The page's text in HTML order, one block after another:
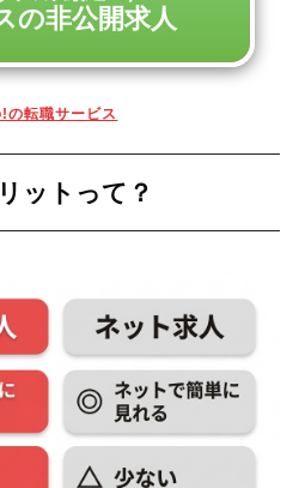
の非公開求人
の転職サービス
ットって？